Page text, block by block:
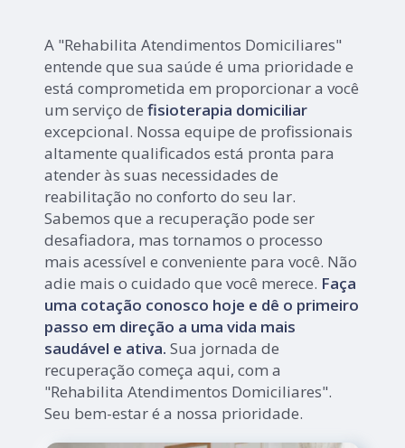
A "Rehabilita Atendimentos Domiciliares"
entende que sua saúde é uma prioridade e
está comprometida em proporcionar a você
um serviço defisioterapia domiciliar
excepcional. Nossa equipe de profissionais
altamente qualificados está pronta para
atender às suas necessidades de
reabilitação no conforto do seu lar.
Sabemos que a recuperação pode ser
desafiadora, mas tornamos o processo
mais acessível e conveniente para você. Não
adie mais o cuidado que você merece. Faça
uma cotação conosco hoje e dê o primeiro
passo em direção a uma vida mais
saudável e ativa. Sua jornada de
recuperação começa aqui, com a
"Rehabilita Atendimentos Domiciliares".
Seu bem-estar é a nossa prioridade.